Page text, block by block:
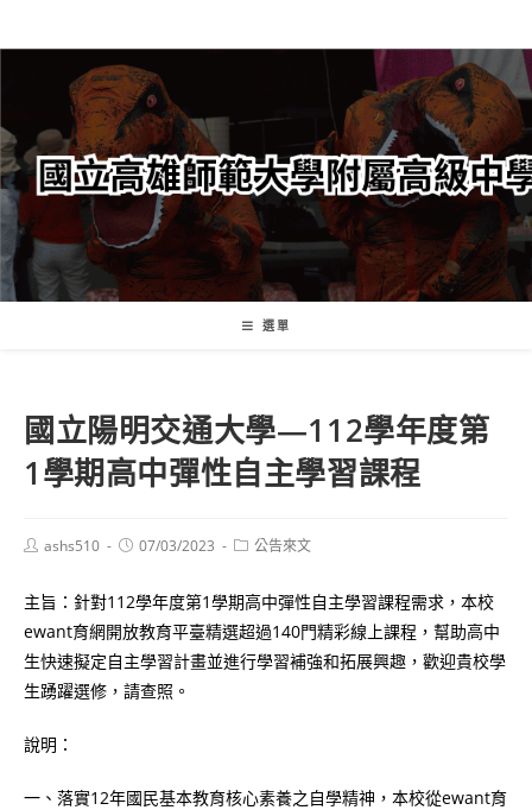
轉
要
內
容
選單
國立陽明交通大學—112學年度第
1學期高中彈性自主學習課程
Postashs510
Post07/03/2023
Post公告來文
主旨：針對112學年度第1學期高中彈性自主學習課程需求，本校
ewant育網開放教育平臺精選超過140門精彩線上課程，幫助高中
生快速擬定自主學習計畫並進行學習補強和拓展興趣，歡迎貴校學
生踴躍選修，請查照。
說明：
一、落實12年國民基本教育核心素養之自學精神，本校從ewant育